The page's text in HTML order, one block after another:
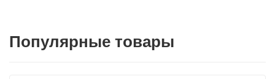
Популярные товары